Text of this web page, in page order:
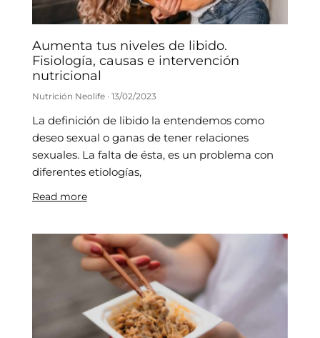
Aumenta tus niveles de libido.
Fisiología, causas e intervención
nutricional
Nutrición Neolife 13/02/2023
La definición de libido la entendemos como
deseo sexual o ganas de tener relaciones
sexuales. La falta de ésta, es un problema con
diferentes etiologías,
Read more